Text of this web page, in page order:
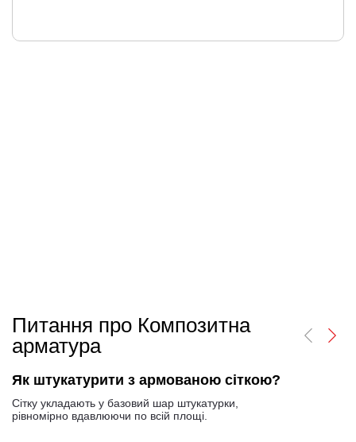
Питання про Композитна
арматура
Як штукатурити з армованою сіткою?
Сітку укладають у базовий шар штукатурки,
рівномірно вдавлюючи по всій площі.